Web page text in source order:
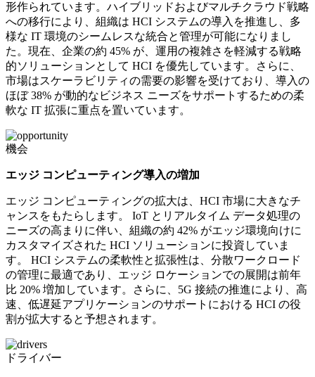
形作られています。ハイブリッドおよびマルチクラウド戦略
への移行により、組織は HCI システムの導入を推進し、多
様な IT 環境のシームレスな統合と管理が可能になりまし
た。現在、企業の約 45% が、運用の複雑さを軽減する戦略
的ソリューションとして HCI を優先しています。さらに、
市場はスケーラビリティの需要の影響を受けており、導入の
ほぼ 38% が動的なビジネス ニーズをサポートするための柔
軟な IT 拡張に重点を置いています。
機会
エッジ コンピューティング導入の増加
エッジ コンピューティングの拡大は、HCI 市場に大きなチ
ャンスをもたらします。 IoT とリアルタイム データ処理の
ニーズの高まりに伴い、組織の約 42% がエッジ環境向けに
カスタマイズされた HCI ソリューションに投資していま
す。 HCI システムの柔軟性と拡張性は、分散ワークロード
の管理に最適であり、エッジ ロケーションでの展開は前年
比 20% 増加しています。さらに、5G 接続の推進により、高
速、低遅延アプリケーションのサポートにおける HCI の役
割が拡大すると予想されます。
ドライバー